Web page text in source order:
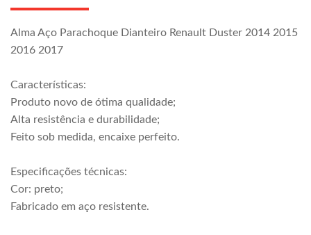
Alma Aço Parachoque Dianteiro Renault Duster 2014 2015
2016 2017
Características:
Produto novo de ótima qualidade;
Alta resistência e durabilidade;
Feito sob medida, encaixe perfeito.
Especificações técnicas:
Cor: preto;
Fabricado em aço resistente.